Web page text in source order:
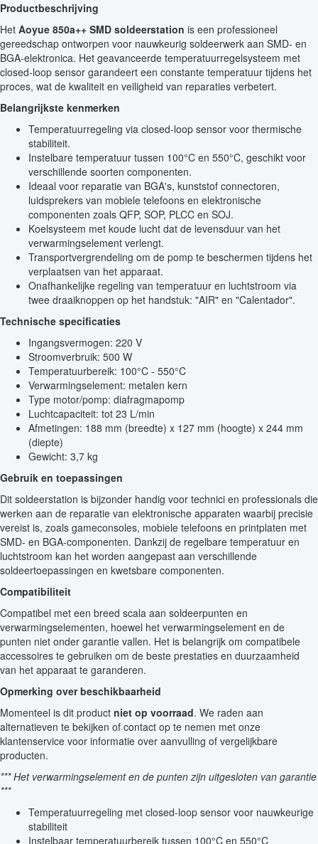
Productbeschrijving
Het Aoyue 850a++ SMD soldeerstation is een professioneel
gereedschap ontworpen voor nauwkeurig soldeerwerk aan SMD- en
BGA-elektronica. Het geavanceerde temperatuurregelsysteem met
closed-loop sensor garandeert een constante temperatuur tijdens het
proces, wat de kwaliteit en veiligheid van reparaties verbetert.
Belangrijkste kenmerken
Temperatuurregeling via closed-loop sensor voor thermische
stabiliteit.
Instelbare temperatuur tussen 100°C en 550°C, geschikt voor
verschillende soorten componenten.
Ideaal voor reparatie van BGA's, kunststof connectoren,
luidsprekers van mobiele telefoons en elektronische
componenten zoals QFP, SOP, PLCC en SOJ.
Koelsysteem met koude lucht dat de levensduur van het
verwarmingselement verlengt.
Transportvergrendeling om de pomp te beschermen tijdens het
verplaatsen van het apparaat.
Onafhankelijke regeling van temperatuur en luchtstroom via
twee draaiknoppen op het handstuk: "AIR" en "Calentador".
Technische specificaties
Ingangsvermogen: 220 V
Stroomverbruik: 500 W
Temperatuurbereik: 100°C - 550°C
Verwarmingselement: metalen kern
Type motor/pomp: diafragmapomp
Luchtcapaciteit: tot 23 L/min
Afmetingen: 188 mm (breedte) x 127 mm (hoogte) x 244 mm
(diepte)
Gewicht: 3,7 kg
Gebruik en toepassingen
Dit soldeerstation is bijzonder handig voor technici en professionals die
werken aan de reparatie van elektronische apparaten waarbij precisie
vereist is, zoals gameconsoles, mobiele telefoons en printplaten met
SMD- en BGA-componenten. Dankzij de regelbare temperatuur en
luchtstroom kan het worden aangepast aan verschillende
soldeertoepassingen en kwetsbare componenten.
Compatibiliteit
Compatibel met een breed scala aan soldeerpunten en
verwarmingselementen, hoewel het verwarmingselement en de
punten niet onder garantie vallen. Het is belangrijk om compatibele
accessoires te gebruiken om de beste prestaties en duurzaamheid
van het apparaat te garanderen.
Opmerking over beschikbaarheid
Momenteel is dit product niet op voorraad. We raden aan
alternatieven te bekijken of contact op te nemen met onze
klantenservice voor informatie over aanvulling of vergelijkbare
producten.
*** Het verwarmingselement en de punten zijn uitgesloten van garantie
***
Temperatuurregeling met closed-loop sensor voor nauwkeurige
stabiliteit
Instelbaar temperatuurbereik tussen 100°C en 550°C